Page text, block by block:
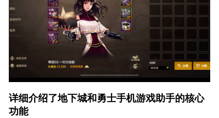
详细介绍了地下城和勇士手机游戏助手的核心
功能